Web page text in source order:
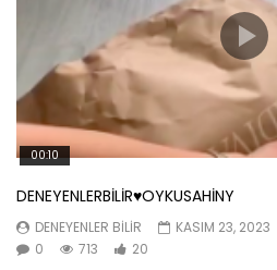
00:10
DENEYENLERBİLİR♥️OYKUSAHİNY
DENEYENLER BILIR
KASIM 23, 2023
0
713 20